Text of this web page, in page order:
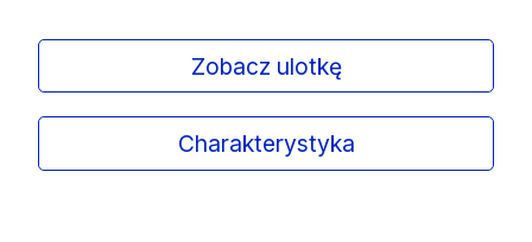
Zobacz ulotkę
Charakterystyka